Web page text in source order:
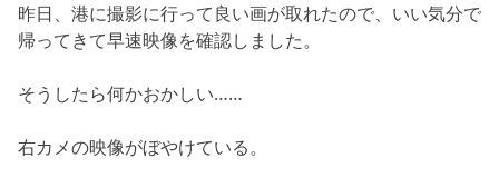
昨日、港に撮影に行って良い画が取れたので、いい気分で
帰ってきて早速映像を確認しました。
そうしたら何かおかしい……
右カメの映像がぼやけている。